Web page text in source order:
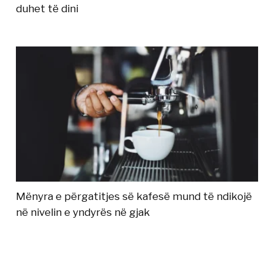
duhet të dini
Mënyra e përgatitjes së kafesë mund të ndikojë
në nivelin e yndyrës në gjak